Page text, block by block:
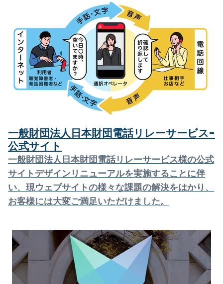
一般財団法人日本財団電話リレーサービス-
公式サイト
一般財団法人日本財団電話リレーサービス様の公式
サイトデザインリニューアルを実施することに伴
い、現ウェブサイトの様々な課題の解決をはかり、
お客様には大変ご満足いただけました。